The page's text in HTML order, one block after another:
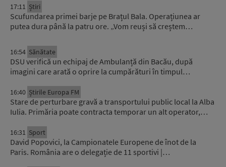
17:11 Știri
Scufundarea primei barje pe Brațul Bala. Operațiunea ar
putea dura până la patru ore. „Vom reuși să creștem…
16:54 Sănătate
DSU verifică un echipaj de Ambulanță din Bacău, după
imagini care arată o oprire la cumpărături în timpul…
16:40 Știrile Europa FM
Stare de perturbare gravă a transportului public local la Alba
Iulia. Primăria poate contracta temporar un alt operator,…
16:31 Sport
David Popovici, la Campionatele Europene de înot de la
Paris. România are o delegație de 11 sportivi |…